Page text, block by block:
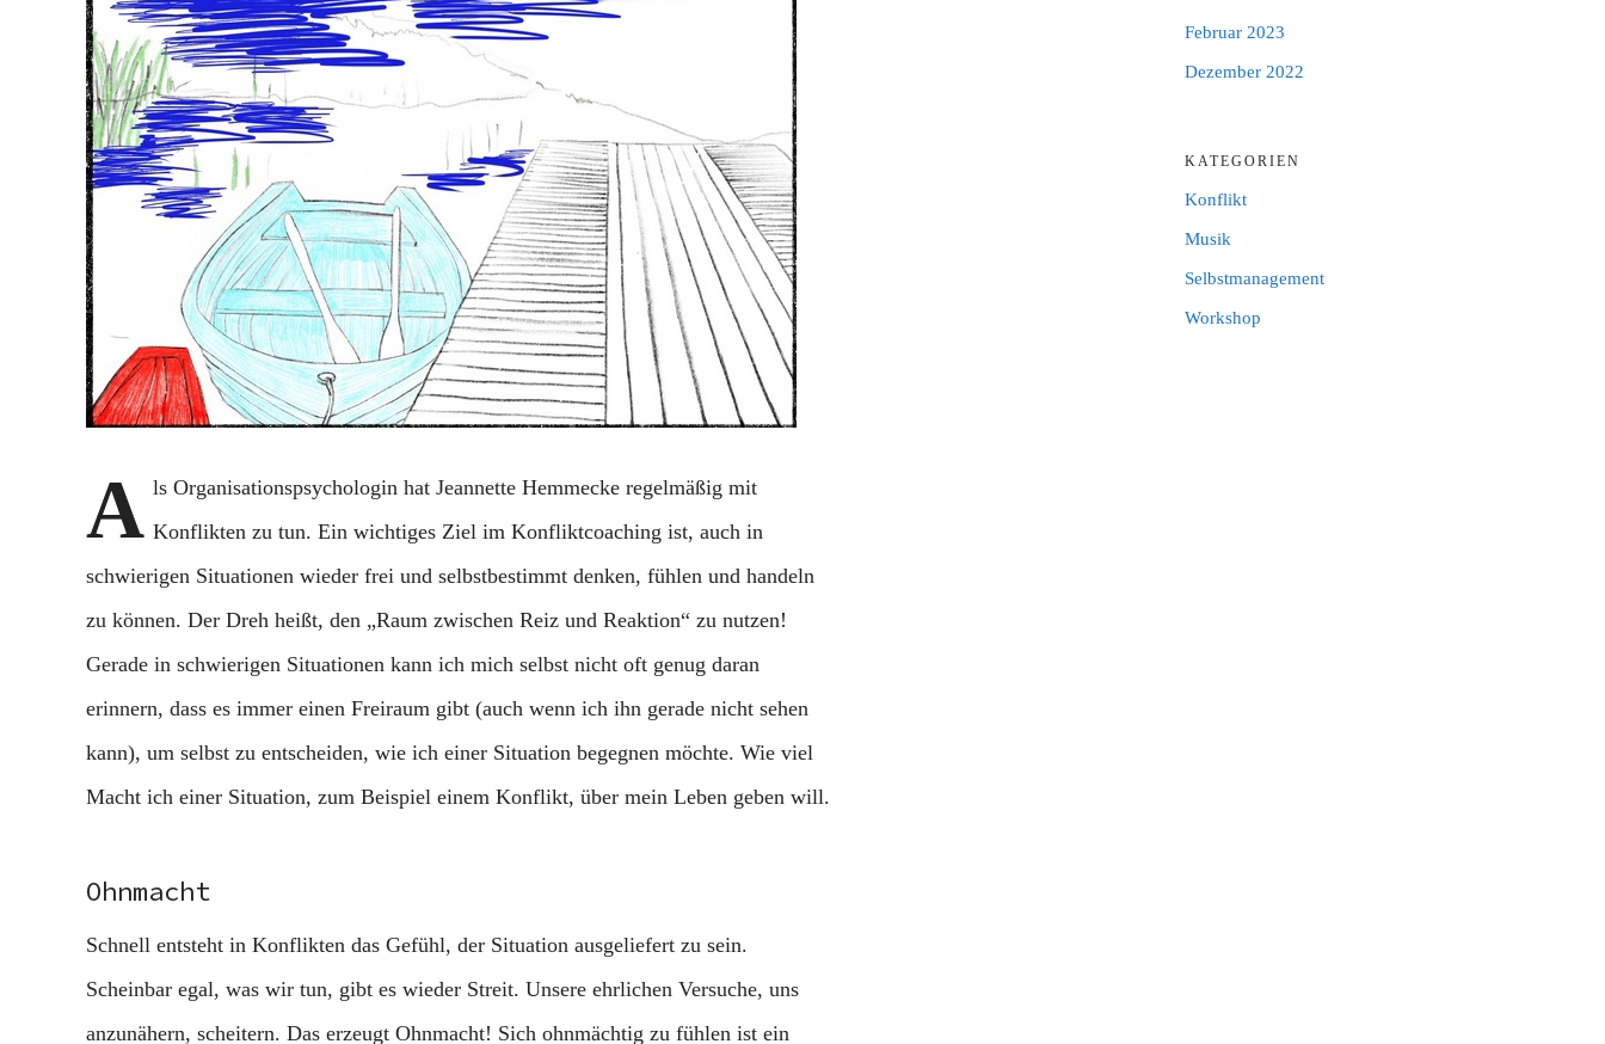
A ls Organisationspsychologin hat Jeannette Hemmecke regelmäßig mit
Konflikten zu tun. Ein wichtiges Ziel im Konfliktcoaching ist, auch in
schwierigen Situationen wieder frei und selbstbestimmt denken, fühlen und handeln
zu können. Der Dreh heißt, den „Raum zwischen Reiz und Reaktion“ zu nutzen!
Gerade in schwierigen Situationen kann ich mich selbst nicht oft genug daran
erinnern, dass es immer einen Freiraum gibt (auch wenn ich ihn gerade nicht sehen
kann), um selbst zu entscheiden, wie ich einer Situation begegnen möchte. Wie viel
Macht ich einer Situation, zum Beispiel einem Konflikt, über mein Leben geben will.
Ohnmacht
Schnell entsteht in Konflikten das Gefühl, der Situation ausgeliefert zu sein.
Scheinbar egal, was wir tun, gibt es wieder Streit. Unsere ehrlichen Versuche, uns
anzunähern, scheitern. Das erzeugt Ohnmacht! Sich ohnmächtig zu fühlen ist ein
Februar 2023
Dezember 2022
KATEGORIEN
Konflikt
Musik
Selbstmanagement
Workshop